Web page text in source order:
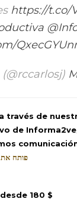
https://t.co/
través de
de
פותח את
180 $